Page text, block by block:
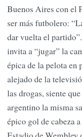
Buenos Aires con el
ser más futbolero:
dar vuelta el
invita a “jugar” la
épica de la pelota
alejado de la
las drogas, siente
argentino la misma
épico gol de cabeza